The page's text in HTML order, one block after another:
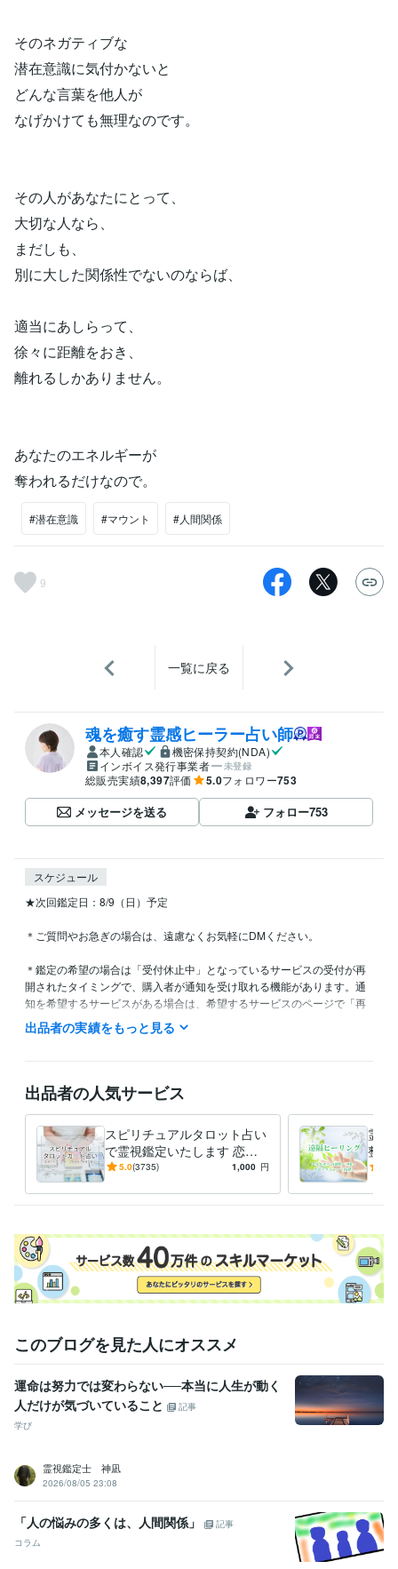
そのネガティブな
潜在意識に気付かないと
どんな言葉を他人が
なげかけても無理なのです。
その人があなたにとって、
大切な人なら、
まだしも、
別に大した関係性でないのならば、
適当にあしらって、
徐々に距離をおき、
離れるしかありません。
あなたのエネルギーが
奪われるだけなので。
#潜在意識 #マウント #人間関係
9
一覧に戻る
魂を癒す霊感ヒーラー占い師
本人確認
機密保持契約(NDA)
インボイス発行事業者
未登録
総販売実績8,397評価 5.0フォロワー753
メッセージを送る フォロー753
スケジュール
★次回鑑定日：8/9（日）予定
＊ご質問やお急ぎの場合は、遠慮なくお気軽にDMください。
＊鑑定の希望の場合は「受付休止中」となっているサービスの受付が再
開されたタイミングで、購入者が通知を受け取れる機能があります。通
知を希望するサービスがある場合は、希望するサービスのページで「再
開したら通知を受け取る」のボタンをクリックしてください。クリック
すると、「再開時に通知されます」という表示に変わり、それ以降にサ
＊対面鑑定や講座を主としているため、日中に鑑定することができませ
んがご了承ください。
＊お休みが多くなり、鑑定できない日があり、大変ご迷惑をお掛けしま
経験職種
ライフスタイル・その他 / 占い師 経験年数 : 28年
ライフスタイル・その他 / 講師・インストラクター 経験年数 : 20年
ライフスタイル・その他 / 美容師・ネイリスト・美容家
経験年数 : 1
3年
神様は見ている『子宝に恵まれる方法』
『2024年』誕生月別あなたの運勢 『2025年』誕生月別あなたの運
勢 『2026年』誕生月別あなたの運勢
得意分野
占い
占い 運命の流れが分かる運勢と運気、本質の性質
運気 運勢 運命
出品者の実績をもっと見る
出品者の人気サービス
スピリチュアルタロット占い
で霊視鑑定いたします 恋
愛、仕事、人生、人間関係に
ます
5.0(3735) 1,000 円
霊視
整、
ネガ
しま
このブログを見た人にオススメ
運命は努力では変わらない──本当に人生が動く
人だけが気づいていること
記事
学び
霊視鑑定士 神凪
2026/08/05 23:08
「人の悩みの多くは、人間関係」
記事
コラム